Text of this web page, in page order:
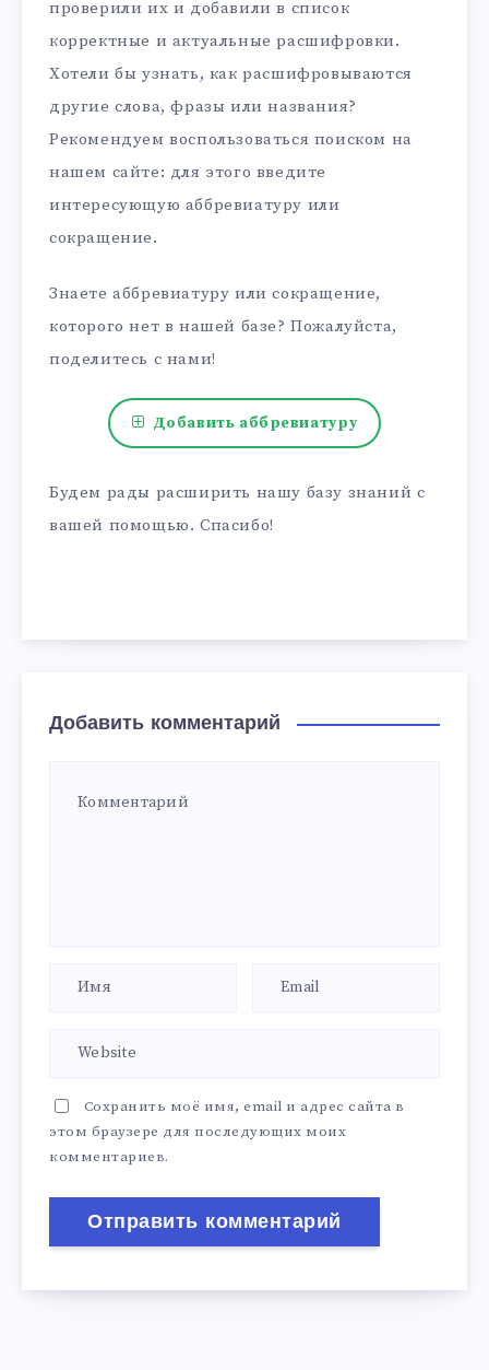
проверили их и добавили в список
корректные и актуальные расшифровки.
Хотели бы узнать, как расшифровываются
другие слова, фразы или названия?
Рекомендуем воспользоваться поиском на
нашем сайте: для этого введите
интересующую аббревиатуру или
сокращение.
Знаете аббревиатуру или сокращение,
которого нет в нашей базе? Пожалуйста,
поделитесь с нами!
Добавить аббревиатуру
Будем рады расширить нашу базу знаний с
вашей помощью. Спасибо!
Добавить комментарий
Сохранить моё имя, email и адрес сайта в
этом браузере для последующих моих
комментариев.